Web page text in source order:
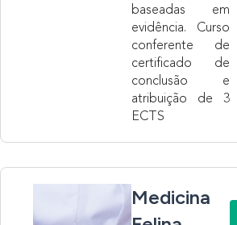
baseadas em
evidência. Curso
conferente de
certificado de
conclusão e
atribuição de 3
ECTS
Medicina